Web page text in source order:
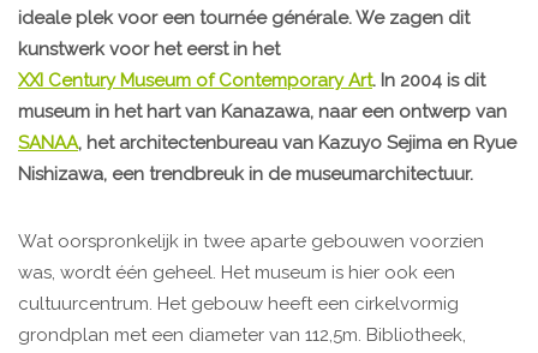
ideale plek voor een tournée générale. We zagen dit
kunstwerk voor het eerst in het
XXI Century Museum of Contemporary Art. In 2004 is dit
museum in het hart van Kanazawa, naar een ontwerp van
SANAA, het architectenbureau van Kazuyo Sejima en Ryue
Nishizawa, een trendbreuk in de museumarchitectuur.
Wat oorspronkelijk in twee aparte gebouwen voorzien
was, wordt één geheel. Het museum is hier ook een
cultuurcentrum. Het gebouw heeft een cirkelvormig
grondplan met een diameter van 112,5m. Bibliotheek,